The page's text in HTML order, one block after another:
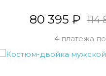
80 395 ₽ 114
4 платежа